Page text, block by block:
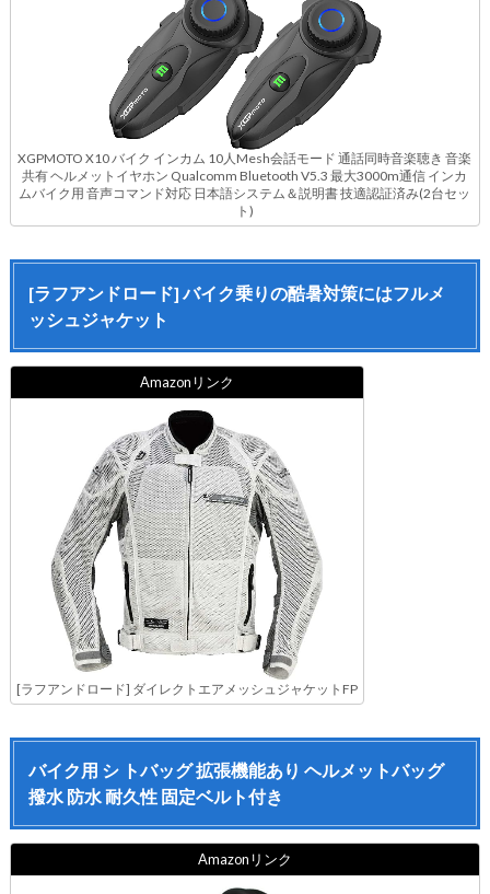
XGPMOTO X10 バイク インカム 10人Mesh会話モード 通話同時音楽聴き 音楽
共有 ヘルメットイヤホン Qualcomm Bluetooth V5.3 最大3000m通信 インカ
ムバイク用 音声コマンド対応 日本語システム＆説明書 技適認証済み(2台セッ
ト)
[ラフアンドロード] バイク乗りの酷暑対策にはフルメ
ッシュジャケット
Amazonリンク
[ラフアンドロード] ダイレクトエアメッシュジャケットFP
バイク用 シ トバッグ 拡張機能あり ヘルメットバッグ
撥水 防水 耐久性 固定ベルト付き
Amazonリンク